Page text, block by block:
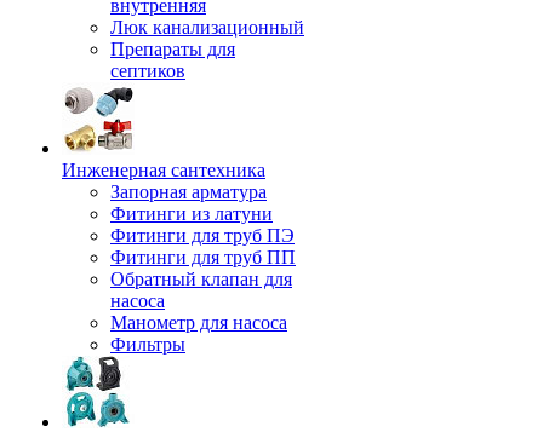
внутренняя
Люк канализационный
Препараты для
септиков
Инженерная сантехника
Запорная арматура
Фитинги из латуни
Фитинги для труб ПЭ
Фитинги для труб ПП
Обратный клапан для
насоса
Манометр для насоса
Фильтры